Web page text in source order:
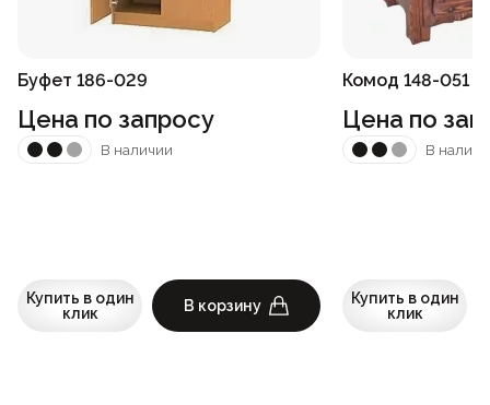
Буфет 186-029
Цена по запросу
В наличии
Купить в один
клик
В корзину
Комод 148-051
Цена по
В
Купить в один
клик